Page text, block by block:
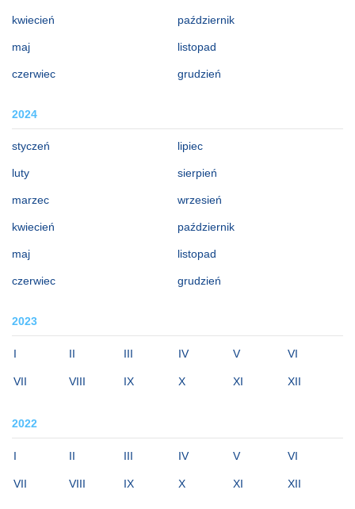
kwiecień
maj
czerwiec
październik
listopad
grudzień
2024
styczeń
luty
marzec
kwiecień
maj
czerwiec
lipiec
sierpień
wrzesień
październik
listopad
grudzień
2023
I II III IV V VI
VII VIII IX X XI XII
2022
I II III IV V VI
VII VIII IX X XI XII